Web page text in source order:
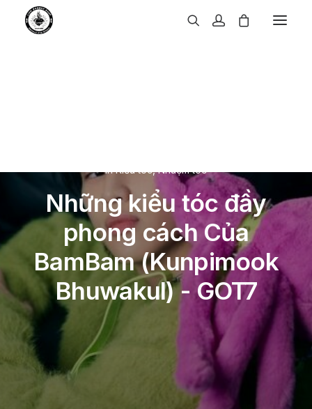
InKiểu tóc,Nhuộm tóc
Những kiểu tóc đầy
phong cách Của
BamBam (Kunpimook
Bhuwakul) - GOT7